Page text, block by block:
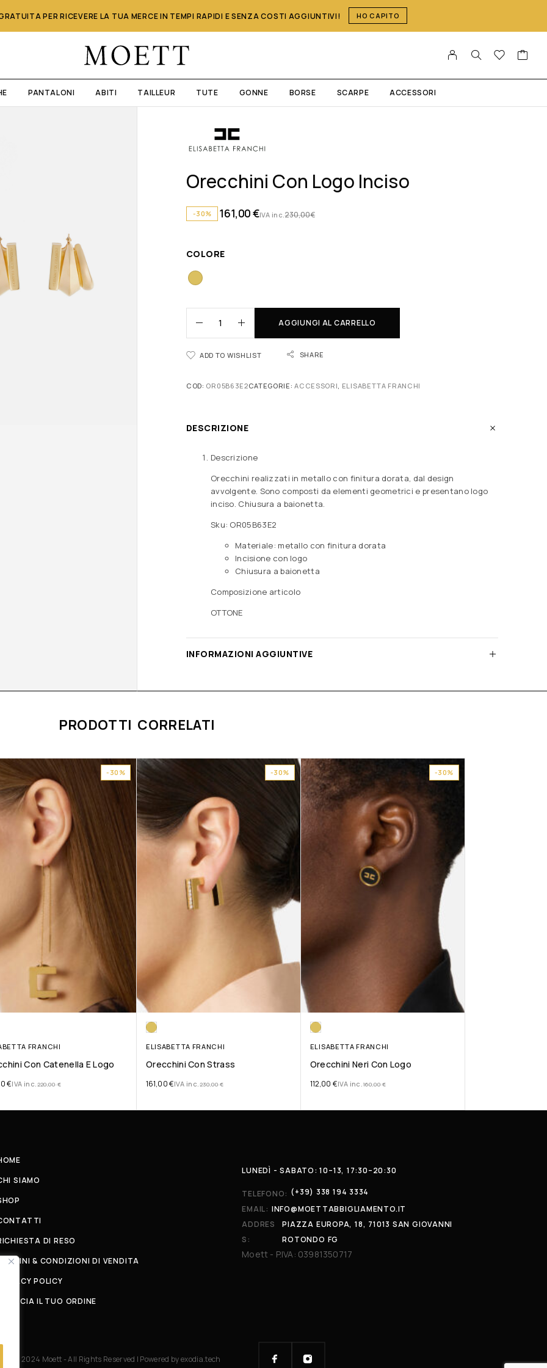
PER RICEVERE LA TUA MERCE IN TEMPI RAPIDI E SENZA COSTI AGGIUNTIVI! HO CAPITO
PANTALONI ABITI TAILLEUR TUTE GONNE BORSE SCARPE ACCESSORI
Orecchini Con Logo Inciso
-30% 230,00€
161,00€IVA inc.
COLORE
AGGIUNGI AL CARRELLO
ADD TO WISHLIST SHARE
COD: OR05B63E2CATEGORIE:ACCESSORI ELISABETTA FRANCHI
DESCRIZIONE
Descrizione
Orecchini realizzati in metallo con finitura dorata, dal design
avvolgente. Sono composti da elementi geometrici e presentano logo
inciso. Chiusura a baionetta.
Sku: OR05B63E2
Materiale: metallo con finitura dorata
Incisione con logo
Chiusura a baionetta
Composizione articolo
OTTONE
INFORMAZIONI AGGIUNTIVE
PRODOTTI CORRELATI
-30%
FRANCHI
Con Catenella E Logo
220,00€
€IVA inc.
-30%
ELISABETTA FRANCHI
Orecchini Con Strass
230,00€
161,00€IVA inc.
-30%
ELISABETTA FRANCHI
Orecchini Neri Con Logo
160,00€
112,00 €IVA inc.
SIAMO
DI RESO
& CONDIZIONI DI VENDITA
POLICY
IL TUO ORDINE
LUNEDÌ - SABATO: 10–13, 17:30–20:30
TELEFONO: (+39) 338 194 3334
EMAIL: INFO@MOETTABBIGLIAMENTO.IT
ADDRES
S:
PIAZZA EUROPA, 18, 71013 SAN GIOVANNI
ROTONDO FG
Moett - P.IVA: 03981350717
© 2024 Moett - All Rights Reserved | Powered byexodia.tech